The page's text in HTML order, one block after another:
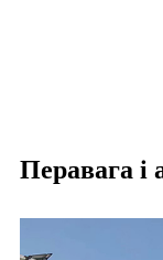
Перавага і